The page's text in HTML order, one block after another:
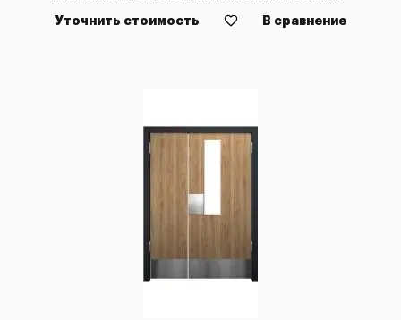
Уточнить стоимость В сравнение